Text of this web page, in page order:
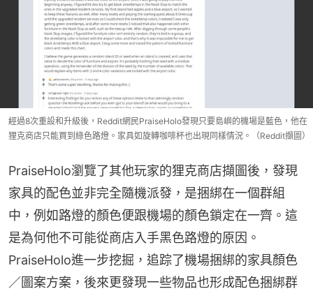
經過8次重設和升級後，Reddit網民PraiseHolo發現只要島嶼的機場是藍色，他在
狸克商店只能買到綠色路燈。家具如旋轉咖啡杯也出現同樣情況。（Reddit擷圖）
PraiseHolo瀏覽了其他玩家的狸克商店擷圖後，發現
家具的配色並非完全隨機派發，是捆綁在一個群組
中，例如路燈的顏色便跟機場的顏色鎖定在一齊。這
是為何他不可能從商店入手黑色路燈的原因。
PraiseHolo進一步挖掘，追踪了機場捆綁的家具顏色
／圖案方案，後來更發現一些物品也形成配色捆綁群